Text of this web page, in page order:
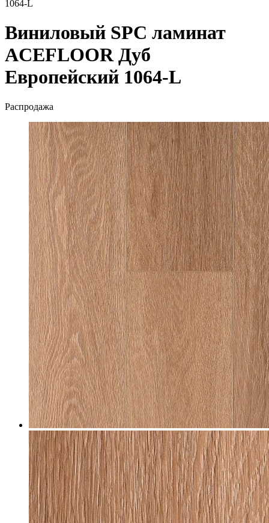
1064-L
Виниловый SPC ламинат
ACEFLOOR Дуб
Европейский 1064-L
Распродажа